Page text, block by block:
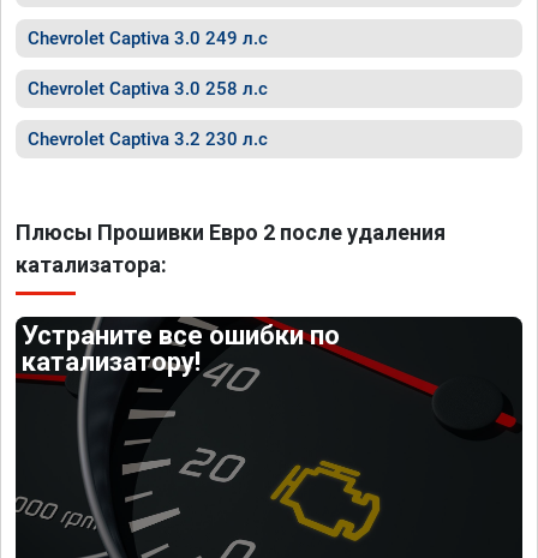
Chevrolet Captiva 3.0 249 л.с
Chevrolet Captiva 3.0 258 л.с
Chevrolet Captiva 3.2 230 л.с
Плюсы Прошивки Евро 2 после удаления
катализатора:
Устраните все ошибки по
катализатору!